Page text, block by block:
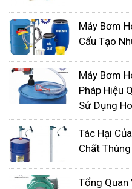
Máy Bơm
Cấu Tạo
Máy Bơm
Pháp Hiệu
Sử Dụng
Tác Hại
Chất
Tổng Quan